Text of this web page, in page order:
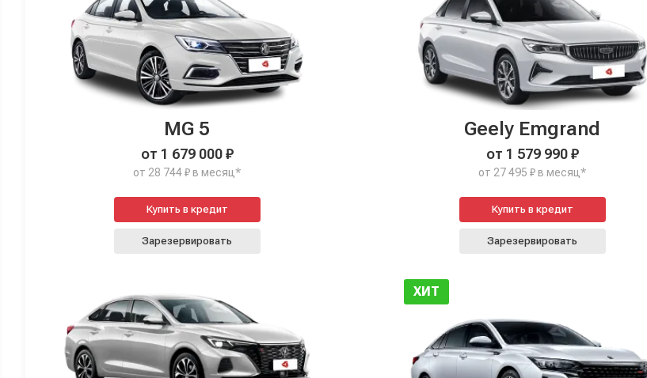
MG 5
от 1 679 000 ₽
от 28 744 ₽ в месяц*
Купить в кредит
Зарезервировать
Geely Emgrand
от 1 579 990 ₽
от 27 495 ₽ в месяц*
Купить в кредит
Зарезервировать
ХИТ